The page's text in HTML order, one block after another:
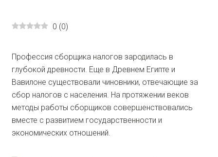
0 (0)
Профессия сборщика налогов зародилась в
глубокой древности. Еще в Древнем Египте и
Вавилоне существовали чиновники, отвечающие за
сбор налогов с населения. На протяжении веков
методы работы сборщиков совершенствовались
вместе с развитием государственности и
экономических отношений.